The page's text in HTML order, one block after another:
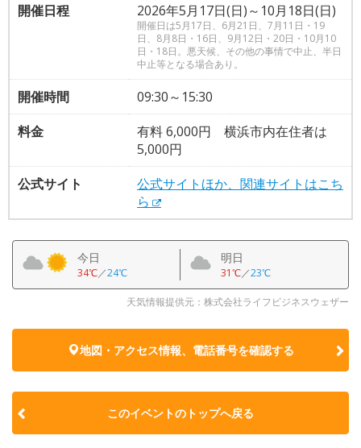
開催日程
2026年5月17日(日)～10月18日(日)
開催日は5月17日、6月21日、7月11日・19
日、8月8日・16日、9月12日・20日・10月10
日・18日。悪天候、その他の事情で中止、半日
中止等となる場合あり。
開催時間
09:30～15:30
料金
有料 6,000円 横浜市内在住者は
5,000円
公式サイト
公式サイトほか、関連サイトはこち
ら
今日
34℃／24℃
明日
31℃／23℃
天気情報提供元：株式会社ライフビジネスウェザー
地図・アクセス情報、電話番号を確認する
このイベントのトップへ戻る